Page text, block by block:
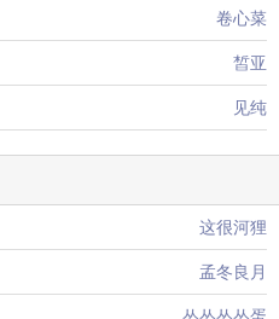
卷心菜
皙亚
见纯
这很河狸
孟冬良月